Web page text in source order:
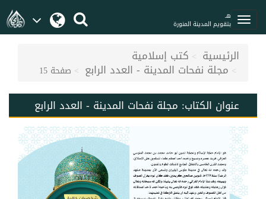
هـ
بتقويم المدينة المنورة
الرئيسية كتب إسلامية
مجلة نفحات المدينة - العدد الرابع صفحة 15
عنوان الكتاب: مجلة نفحات المدينة - العدد الرابع